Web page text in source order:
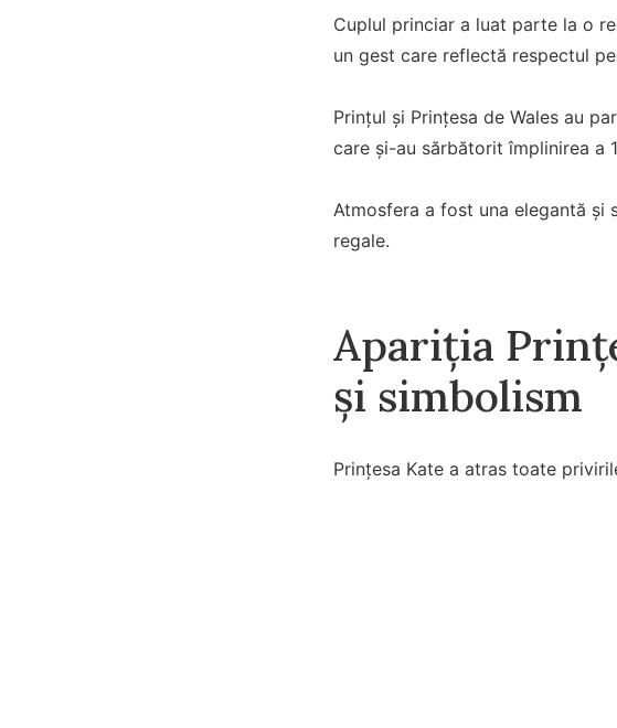
Cuplul princiar a luat parte la o
un gest care reflectă respectul
Prințul și Prințesa de Wales au
care și-au sărbătorit împlinirea a
Atmosfera a fost una elegantă și
regale.
Apariția
și simbolism
Prințesa Kate a atras toate